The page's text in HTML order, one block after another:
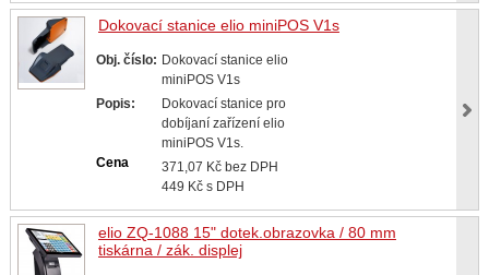
Dokovací stanice elio miniPOS V1s
Obj. číslo: Dokovací stanice elio
miniPOS V1s
Popis:
Dokovací stanice pro
dobíjaní zařízení elio
miniPOS V1s.
Cena
371,07 Kč bez DPH
449 Kč s DPH
elio ZQ-1088 15" dotek.obrazovka / 80 mm
tiskárna / zák. displej